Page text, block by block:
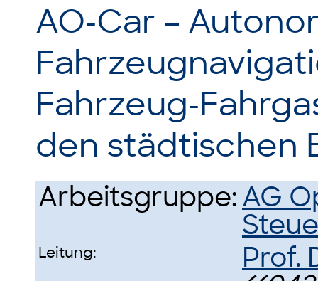
AO-Car –
Fahrzeug-
den städtischen
Arbeitsgruppe:AG
Leitung:
Prof.